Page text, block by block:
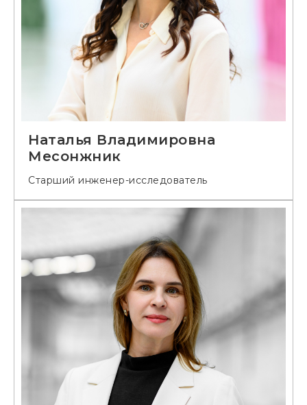
Наталья Владимировна
Месонжник
Старший инженер-исследователь